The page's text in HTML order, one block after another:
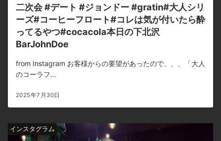
二次会 #デート #ジョンドー #gratin#大人シリ
ーズ#コーヒーフロート#コレは気が付いたら酔
ってるやつ#cocacola本日の下北沢
BarJohnDoe
from Instagram お客様からの要望があったので、、、「大人
のコーラフ...
2025年7月30日
インスタグラム